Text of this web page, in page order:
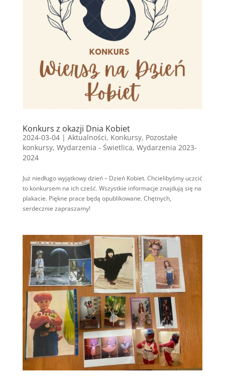
Konkurs z okazji Dnia Kobiet
2024-03-04| Aktualności, Konkursy, Pozostałe
konkursy, Wydarzenia - Świetlica, Wydarzenia 2023-
2024
Już niedługo wyjątkowy dzień – Dzień Kobiet. Chcielibyśmy uczcić
to konkursem na ich cześć. Wszystkie informacje znajdują się na
plakacie. Piękne prace będą opublikowane. Chętnych,
serdecznie zapraszamy!